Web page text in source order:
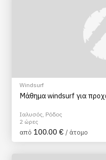
Windsurf
Μάθημα windsurf για
Ιαλυσός, Ρόδος
2 ώρες
από 100.00 € / άτομο